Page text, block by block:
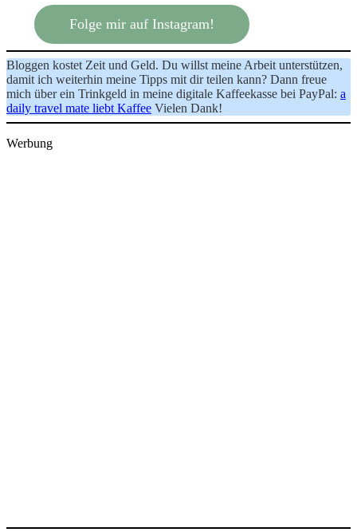
Folge mir auf Instagram!
Bloggen kostet Zeit und Geld. Du willst meine Arbeit unterstützen,
damit ich weiterhin meine Tipps mit dir teilen kann? Dann freue
mich über ein Trinkgeld in meine digitale Kaffeekasse bei PayPal: a
daily travel mate liebt Kaffee Vielen Dank!
Werbung